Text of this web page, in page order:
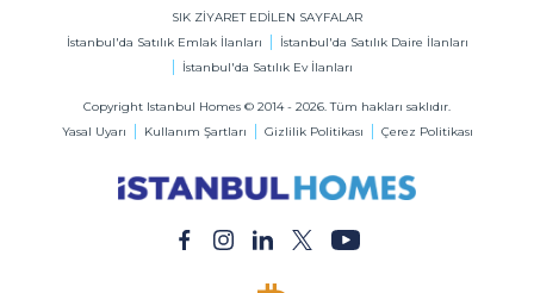
SIK ZİYARET EDİLEN SAYFALAR
İstanbul'da Satılık Emlak İlanları
İstanbul'da Satılık Daire İlanları
İstanbul'da Satılık Ev İlanları
Copyright Istanbul Homes © 2014 - 2026. Tüm hakları saklıdır.
Yasal Uyarı
Kullanım Şartları Gizlilik Politikası Çerez Politikası